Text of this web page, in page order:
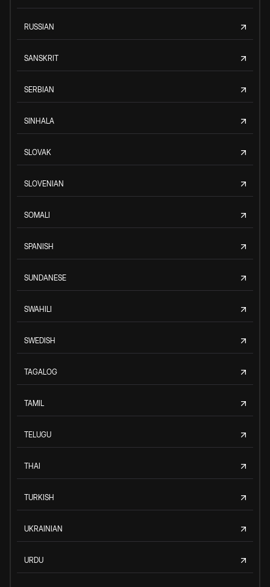
RUSSIAN
SANSKRIT
SERBIAN
SINHALA
SLOVAK
SLOVENIAN
SOMALI
SPANISH
SUNDANESE
SWAHILI
SWEDISH
TAGALOG
TAMIL
TELUGU
THAI
TURKISH
UKRAINIAN
URDU